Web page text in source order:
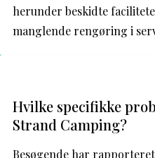
herunder beskidte
manglende rengøring i
Hvilke specifikke
Strand Camping?
Besøgende har